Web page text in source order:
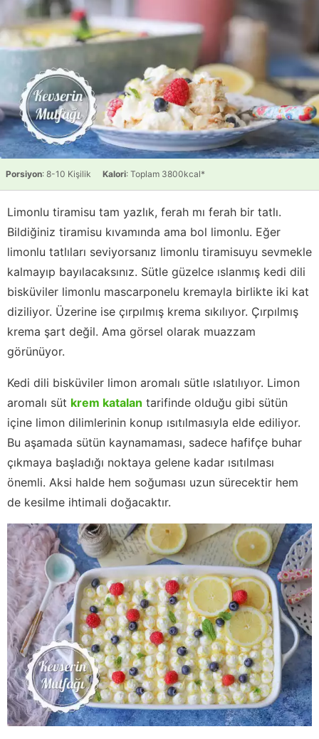
Porsiyon: 8-10 Kişilik Kalori: Toplam 3800kcal*
Limonlu tiramisu tam yazlık, ferah mı ferah bir tatlı.
Bildiğiniz tiramisu kıvamında ama bol limonlu. Eğer
limonlu tatlıları seviyorsanız limonlu tiramisuyu sevmekle
kalmayıp bayılacaksınız. Sütle güzelce ıslanmış kedi dili
bisküviler limonlu mascarponelu kremayla birlikte iki kat
diziliyor. Üzerine ise çırpılmış krema sıkılıyor. Çırpılmış
krema şart değil. Ama görsel olarak muazzam
görünüyor.
Kedi dili bisküviler limon aromalı sütle ıslatılıyor. Limon
aromalı süt krem katalan tarifinde olduğu gibi sütün
içine limon dilimlerinin konup ısıtılmasıyla elde ediliyor.
Bu aşamada sütün kaynamaması, sadece hafifçe buhar
çıkmaya başladığı noktaya gelene kadar ısıtılması
önemli. Aksi halde hem soğuması uzun sürecektir hem
de kesilme ihtimali doğacaktır.